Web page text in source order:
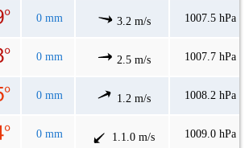
0 mm 3.2 m/s 1007.5 hPa
0 mm 2.5 m/s 1007.7 hPa
0 mm 1.2 m/s 1008.2 hPa
0 mm 1.1.0 m/s 1009.0 hPa